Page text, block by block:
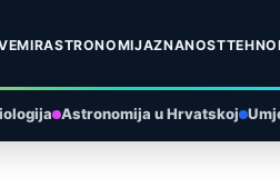
ASTRONOMIJAZNANOST
Astronomija u Hrvatskoj